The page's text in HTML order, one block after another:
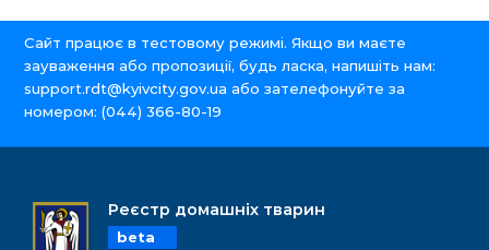
Сайт працює в тестовому режимі. Якщо ви маєте
зауваження або пропозиції, будь ласка, напишіть нам:
support.rdt@kyivcity.gov.ua або зателефонуйте за
номером: (044) 366-80-19
Реєстр домашніх тварин
beta